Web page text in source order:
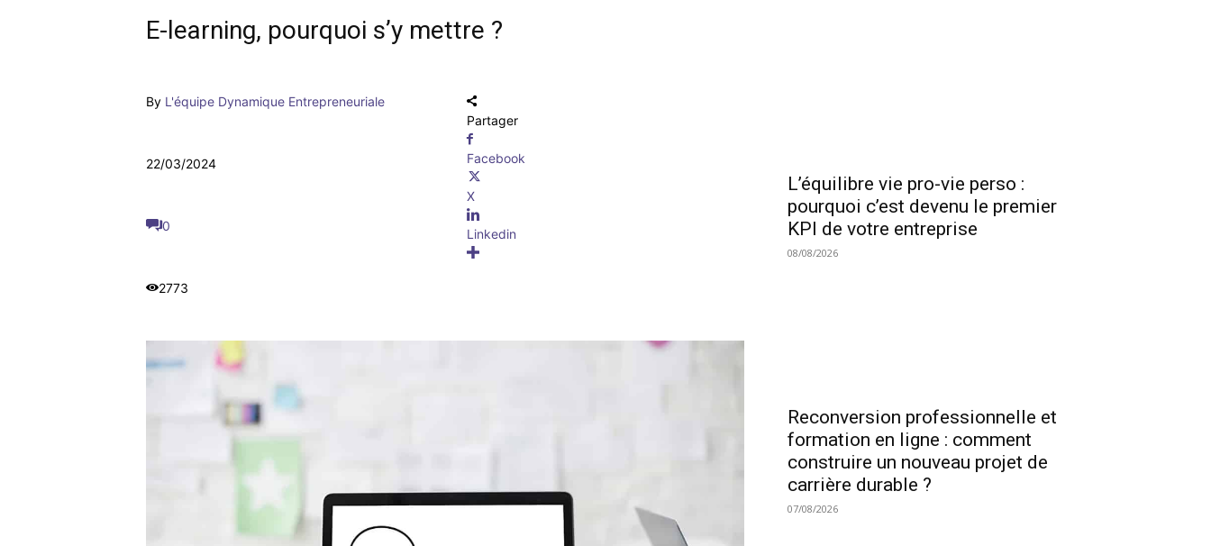
E-learning, pourquoi s’y mettre ?
By L'équipe Dynamique Entrepreneuriale
22/03/2024
0
2773
Partager
Facebook
X
Linkedin
L’équilibre vie pro-vie perso :
pourquoi c’est devenu le premier
KPI de votre entreprise
08/08/2026
Reconversion professionnelle et
formation en ligne : comment
construire un nouveau projet de
carrière durable ?
07/08/2026